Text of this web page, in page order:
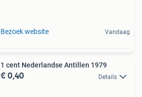
Bezoek website Vandaag
1 cent Nederlandse Antillen 1979
€ 0,40 Details